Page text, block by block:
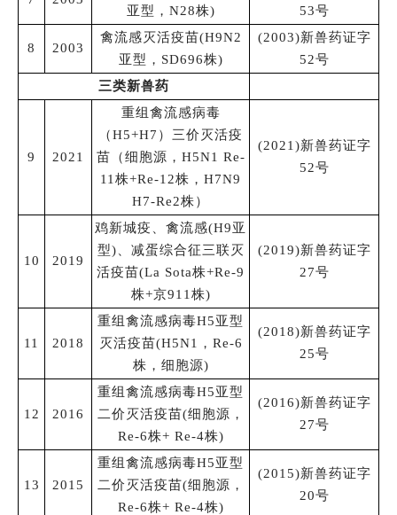
亚型，N28株)
53号
8 2003
禽流感灭活疫苗(H9N2
亚型，SD696株)
(2003)新兽药证字
52号
三类新兽药
9 2021
重组禽流感病毒
（H5+H7）三价灭活疫
苗（细胞源，H5N1 Re-
11株+Re-12株，H7N9
H7-Re2株）
(2021)新兽药证字
52号
10 2019
鸡新城疫、禽流感(H9亚
型)、减蛋综合征三联灭
活疫苗(La Sota株+Re-9
株+京911株)
(2019)新兽药证字
27号
11 2018
重组禽流感病毒H5亚型
灭活疫苗(H5N1，Re-6
株，细胞源)
(2018)新兽药证字
25号
12 2016
重组禽流感病毒H5亚型
二价灭活疫苗(细胞源，
Re-6株+ Re-4株)
(2016)新兽药证字
27号
13 2015
重组禽流感病毒H5亚型
二价灭活疫苗(细胞源，
Re-6株+ Re-4株)
(2015)新兽药证字
20号